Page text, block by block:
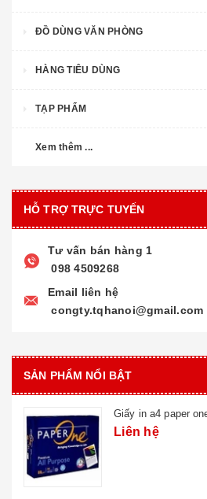
ĐỒ DÙNG VĂN PHÒNG
HÀNG TIÊU DÙNG
TẠP PHẨM
Xem thêm ...
HỖ TRỢ TRỰC TUYẾN
Tư vấn bán hàng 1
098 4509268
Email liên hệ
congty.tqhanoi@gmail.com
SẢN PHẨM NỔI BẬT
Giấy in a4 paper
Liên hệ